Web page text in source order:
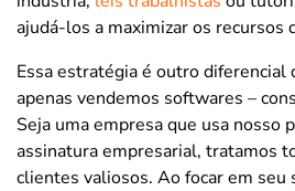
ajudá-los a maximizar os recursos
Essa estratégia é outro diferencial
apenas vendemos softwares –
Seja uma empresa que usa nosso
assinatura empresarial, tratamos
clientes valiosos. Ao focar em seu